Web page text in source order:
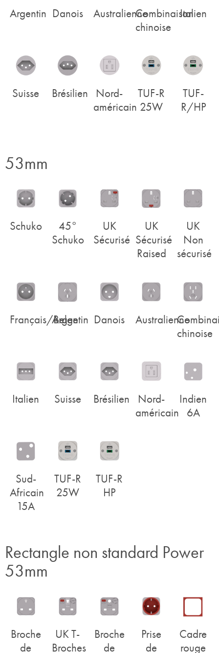
Argentin Danois AustralienneCombinaison
chinoise
Italien
Suisse Brésilien
Nord-
américain
TUF-R
25W
TUF-
R/HP
53mm
Schuko
45°
Schuko
UK
Sécurisé
UK
Sécurisé
Raised
UK
Non
sécurisé
Français/Belge
Argentin Danois Australienne
chinoise
Italien Suisse Brésilien
Nord-
américain
Indien
6A
Sud-
Africain
15A
TUF-R
25W
TUF-R
HP
Rectangle non standard Power
53mm
Broche
de
UK T-
Broches
Broche
de
Prise
de
Cadre
rouge